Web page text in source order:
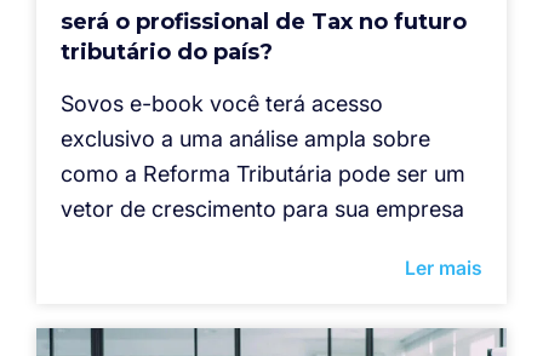
será o profissional de Tax no futuro
tributário do país?
Sovos e-book você terá acesso
exclusivo a uma análise ampla sobre
como a Reforma Tributária pode ser um
vetor de crescimento para sua empresa
Ler mais